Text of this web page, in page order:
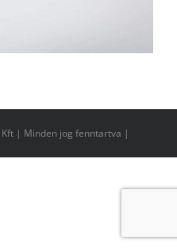
Kft | Minden jog fenntartva |